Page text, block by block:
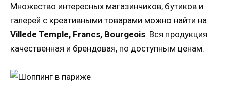
Множество интересных магазинчиков, бутиков и
галерей с креативными товарами можно найти на
Villede Temple, Francs, Bourgeois. Вся продукция
качественная и брендовая, по доступным ценам.